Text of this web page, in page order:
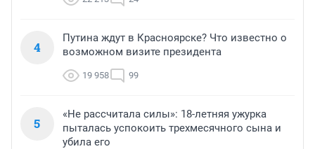
4
Путина ждут в Красноярске? Что известно о
возможном визите президента
19 958 99
5
«Не рассчитала силы»: 18-летняя ужурка
пыталась успокоить трехмесячного сына и
убила его